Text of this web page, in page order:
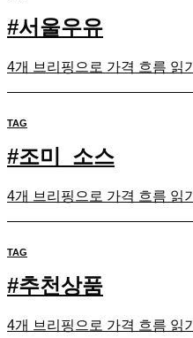
#서울우유
4개 브리핑으로 가격 흐름 읽기
TAG
#조미_소스
4개 브리핑으로 가격 흐름 읽기
TAG
#추천상품
4개 브리핑으로 가격 흐름 읽기